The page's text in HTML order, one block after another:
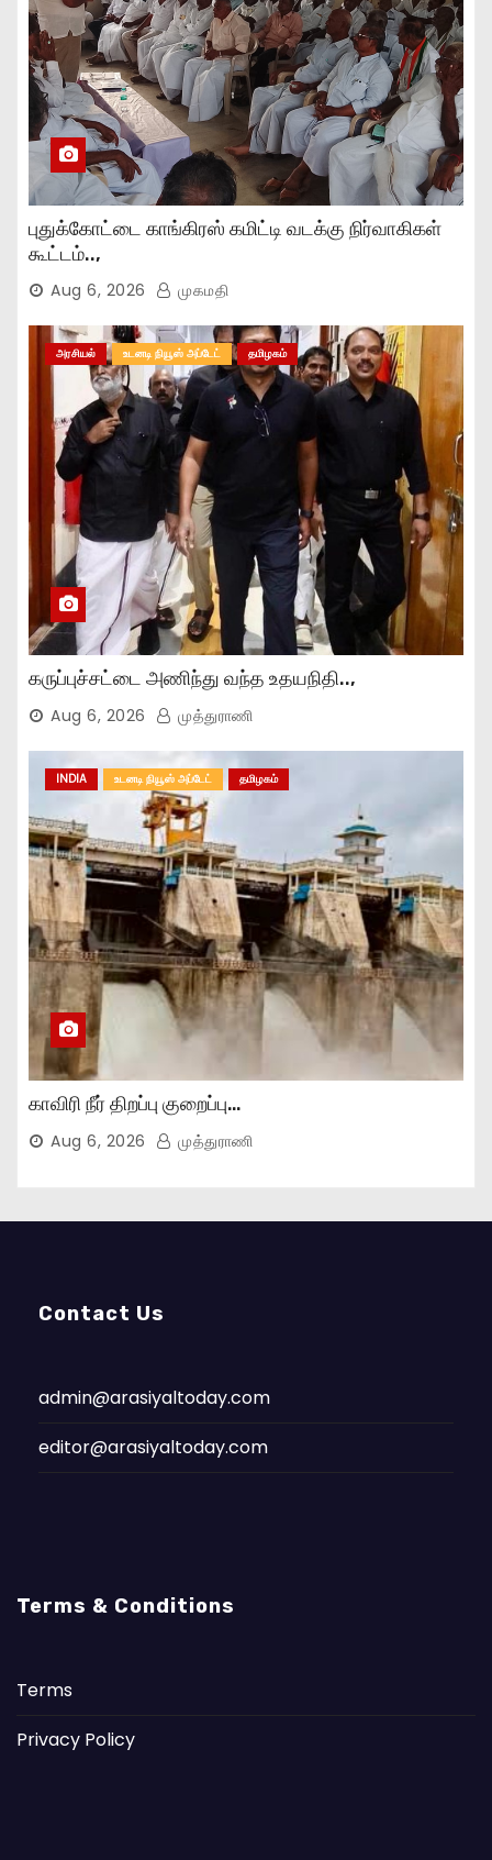
புதுக்கோட்டை காங்கிரஸ் கமிட்டி வடக்கு நிர்வாகிகள்
கூட்டம்..,
Aug 6, 2026 முகமதி
அரசியல் உடனடி நியூஸ் அப்டேட் தமிழகம்
கருப்புச்சட்டை அணிந்து வந்த உதயநிதி..,
Aug 6, 2026 முத்துராணி
INDIA உடனடி நியூஸ் அப்டேட் தமிழகம்
காவிரி நீர் திறப்பு குறைப்பு…
Aug 6, 2026 முத்துராணி
Contact Us
admin@arasiyaltoday.com
editor@arasiyaltoday.com
Terms & Conditions
Terms
Privacy Policy